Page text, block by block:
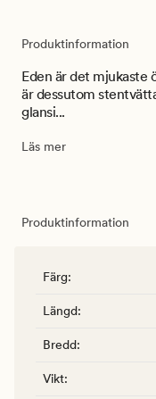
Produktinformation
Eden är det mjukaste
är dessutom
glansi...
Läs mer
Produktinformation
Färg:
Längd:
Bredd:
Vikt: